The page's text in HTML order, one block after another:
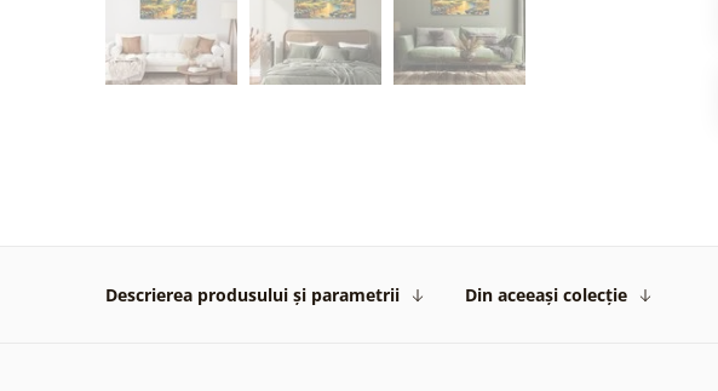
Descrierea produsului și parametrii Din aceeași colecție